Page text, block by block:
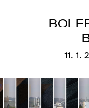
11. 1.